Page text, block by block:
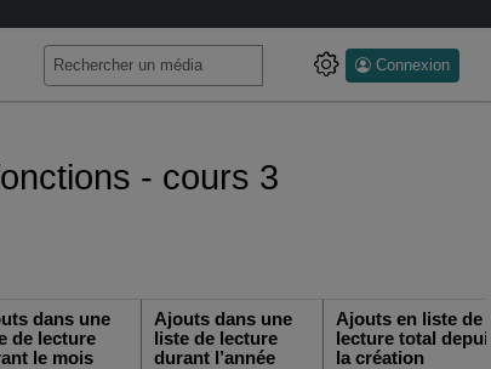
Connexion
- cours 3
dans une
de lecture
le mois
Ajouts dans une
liste de lecture
durant l’année
Ajouts en liste de
lecture total
la création